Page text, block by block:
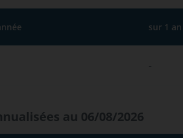
sur 1 an
-
au 06/08/2026